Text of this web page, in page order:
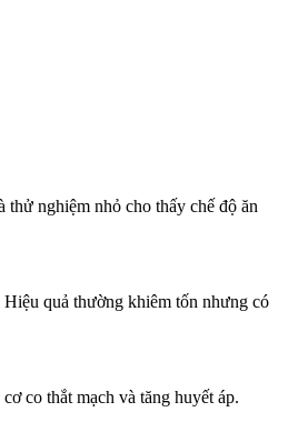
nghiệm nhỏ cho thấy chế độ ăn
quả thường khiêm tốn nhưng có
co thắt mạch và tăng huyết áp.